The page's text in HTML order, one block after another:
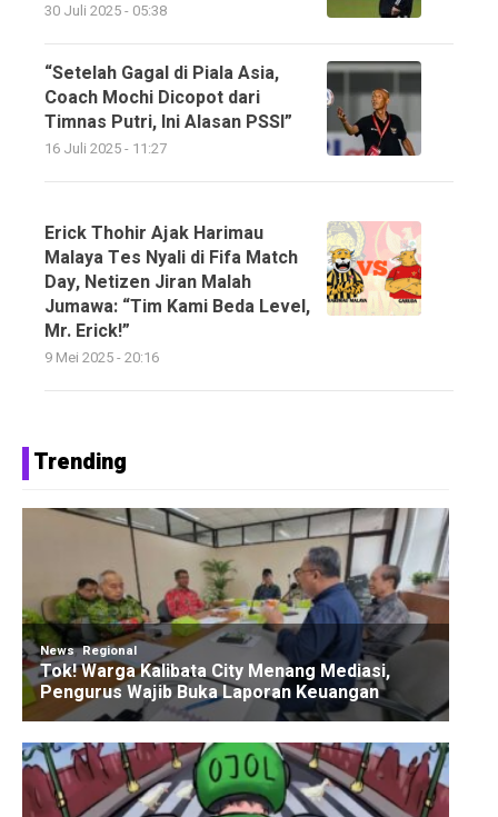
30 Juli 2025 - 05:38
“Setelah Gagal di Piala Asia,
Coach Mochi Dicopot dari
Timnas Putri, Ini Alasan PSSI”
16 Juli 2025 - 11:27
Erick Thohir Ajak Harimau
Malaya Tes Nyali di Fifa Match
Day, Netizen Jiran Malah
Jumawa: “Tim Kami Beda Level,
Mr. Erick!”
9 Mei 2025 - 20:16
Trending